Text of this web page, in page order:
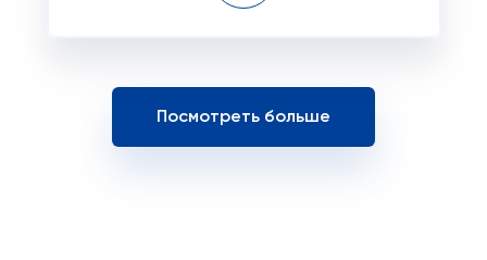
Посмотреть больше